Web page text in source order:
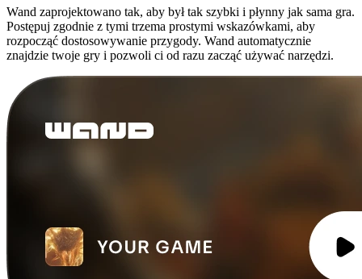
Wand zaprojektowano tak, aby był tak szybki i płynny jak sama gra.
Postępuj zgodnie z tymi trzema prostymi wskazówkami, aby
rozpocząć dostosowywanie przygody. Wand automatycznie
znajdzie twoje gry i pozwoli ci od razu zacząć używać narzędzi.